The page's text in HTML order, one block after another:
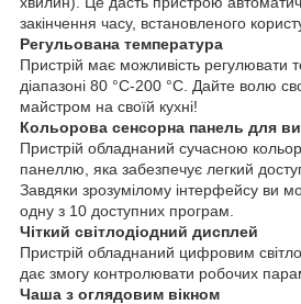
закінчення часу, встановленого
Регульована температура
Пристрій має можливість регулювати
діапазоні 80 °C-200 °C. Дайте волю
майстром на своїй кухні!
Кольорова сенсорна панель для
Пристрій обладнаний сучасною
панеллю, яка забезпечує легкий
Завдяки зрозумілому інтерфейсу ви
одну з 10 доступних програм.
Чіткий світлодіодний дисплей
Пристрій обладнаний цифровим
дає змогу контролювати робочих
Чаша з оглядовим вікном